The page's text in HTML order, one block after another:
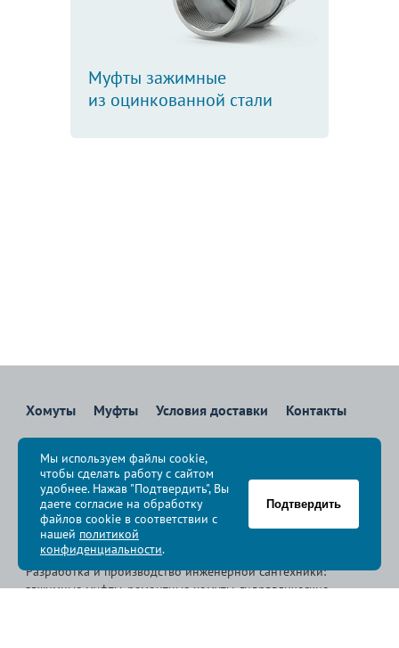
Муфты зажимные
из оцинкованной стали
Хомуты Муфты Условия доставки Контакты
8 800 700-83-36
Звоните бесплатно с 08:00 до 17:00 по Москве
политика конфиденциальности
© Группа компаний « », 2009-2026
Разработка и производство инженерной сантехники:
зажимные муфты, ремонтные хомуты, гидравлические
Мы используем файлы cookie,
чтобы сделать работу с сайтом
удобнее. Нажав "Подтвердить", Вы
даете согласие на обработку
файлов cookie в соответствии с
нашей политикой
конфиденциальности.
Подтвердить